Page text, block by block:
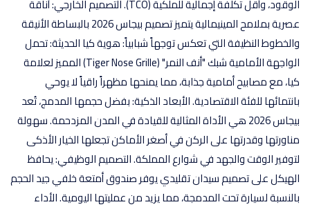
الوقود، وأقل تكلفة إجمالية للملكية (TCO). التصميم الخارجي: أناقة
عصرية بملامح المينيمالية يتميز تصميم بيجاس 2026 بالبساطة الأنيقة
والخطوط النظيفة التي تعكس توجهاً شبابياً: هوية كيا الحديثة: تحمل
الواجهة الأمامية شبك "أنف النمر" (Tiger Nose Grille) المميز لعلامة
كيا، مع مصابيح أمامية جذابة، مما يمنحها مظهراً راقياً لا يوحي
بانتمائها للفئة الاقتصادية. الأبعاد الذكية: بفضل حجمها المدمج، تُعد
بيجاس 2026 هي الأداة المثالية للقيادة في المدن المزدحمة. سهولة
مناورتها وقدرتها على الركن في أصغر الأماكن تجعلها الخيار الأذكى
لتوفير الوقت والجهد في شوارع المملكة. التصميم الوظيفي: يحافظ
الهيكل على تصميم سيدان تقليدي يوفر صندوق أمتعة خلفي جيد الحجم
بالنسبة لسيارة تحت المدمجة، مما يزيد من عمليتها اليومية. الأداء